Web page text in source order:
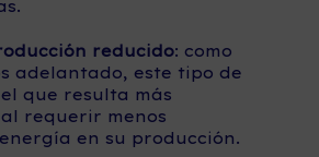
reducido: como
adelantado, este tipo de
que resulta más
requerir menos
en su producción.